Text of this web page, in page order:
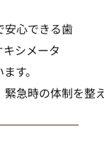
安心できる歯
シメータ
す。
緊急時の体制を整